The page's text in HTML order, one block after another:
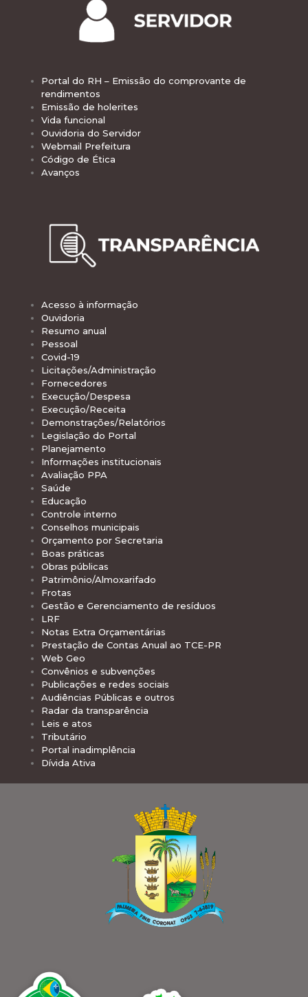
Portal do RH – Emissão do comprovante de
rendimentos
Emissão de holerites
Vida funcional
Ouvidoria do Servidor
Webmail Prefeitura
Código de Ética
Avanços
Acesso à informação
Ouvidoria
Resumo anual
Pessoal
Covid-19
Licitações/Administração
Fornecedores
Execução/Despesa
Execução/Receita
Demonstrações/Relatórios
Legislação do Portal
Planejamento
Informações institucionais
Avaliação PPA
Saúde
Educação
Controle interno
Conselhos municipais
Orçamento por Secretaria
Boas práticas
Obras públicas
Patrimônio/Almoxarifado
Frotas
Gestão e Gerenciamento de resíduos
LRF
Notas Extra Orçamentárias
Prestação de Contas Anual ao TCE-PR
Web Geo
Convênios e subvenções
Publicações e redes sociais
Audiências Públicas e outros
Radar da transparência
Leis e atos
Tributário
Portal inadimplência
Dívida Ativa